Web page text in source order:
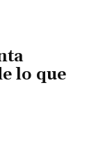
lo que